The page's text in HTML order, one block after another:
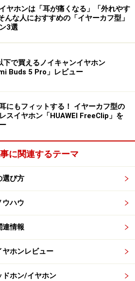
再生が可能
ペールピンク（左）とペールグレー
ック（音声圧縮方式）であるSBC
にも対応しているので、対応す
れば、より高音質で音楽を楽しむ
時間の連続再生が可能で、充電ケ
と約21時間の使用が可能。10分間
可能な急速充電にも対応するの
ュなデザインがお好みの方にはお
ォルムと“映える”カラバリ
ィオテクニカ「ATH-
ヤホンは「耳が痛くなる」「外れやす
んな人におすすめの「イヤーカフ型」
3選
下で買えるノイキャンイヤホン
Buds 5 Pro」レビュー
にもフィットする！ イヤーカフ型の
スイヤホン「HUAWEI FreeClip」を
に関連するテーマ
選び方
ウハウ
連情報
ヤホンレビュー
ドホン/イヤホン